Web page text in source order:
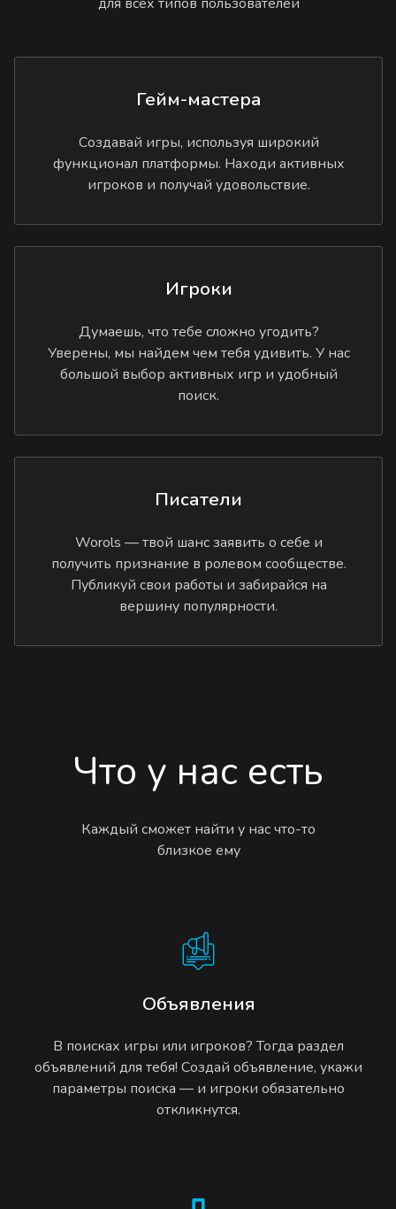
Гейм-мастера
Создавай игры, используя широкий
функционал платформы. Находи активных
игроков и получай удовольствие.
Игроки
Думаешь, что тебе сложно угодить?
Уверены, мы найдем чем тебя удивить. У нас
большой выбор активных игр и удобный
поиск.
Писатели
Worols — твой шанс заявить о себе и
получить признание в ролевом сообществе.
Публикуй свои работы и забирайся на
вершину популярности.
Что у нас есть
Каждый сможет найти у нас что-то
близкое ему
Объявления
В поисках игры или игроков? Тогда раздел
объявлений для тебя! Создай объявление, укажи
параметры поиска — и игроки обязательно
откликнутся.